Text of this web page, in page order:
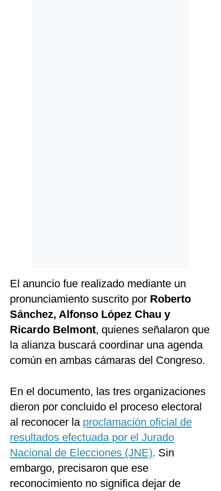
El anuncio fue realizado mediante un
pronunciamiento suscrito por Roberto
Sánchez, Alfonso López Chau y
Ricardo Belmont, quienes señalaron que
la alianza buscará coordinar una agenda
común en ambas cámaras del Congreso.
En el documento, las tres organizaciones
dieron por concluido el proceso electoral
al reconocer la proclamación oficial de
resultados efectuada por el Jurado
Nacional de Elecciones (JNE). Sin
embargo, precisaron que ese
reconocimiento no significa dejar de